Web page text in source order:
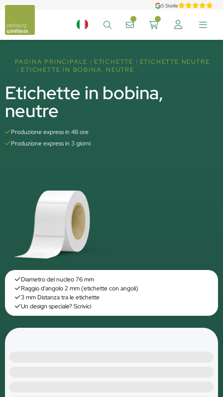
5 Stelle
PAGINA PRINCIPALE ETICHETTE
ETICHETTE NEUTRE
ETICHETTE IN BOBINA, NEUTRE
Etichette in bobina,
neutre
Produzione express in 48 ore
Produzione express in 3 giorni
Diametro del nucleo 76 mm
Raggio d'angolo 2 mm (etichette con angoli)
3 mm Distanza tra le etichette
Un design speciale? Scrivici